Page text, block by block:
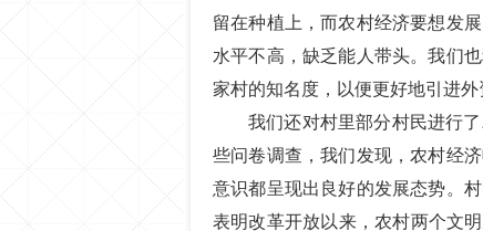
留在种植上，而农村经济要想发
水平不高，缺乏能人带头。我们
家村的知名度，以便更好地引进外
我们还对村里部分村民进行
些问卷调查，我们发现，农村经
意识都呈现出良好的发展态势。
表明改革开放以来，农村两个文